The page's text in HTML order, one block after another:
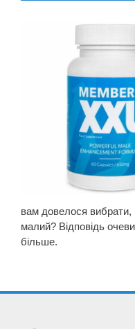
вам довелося
малий? Відповідь
більше.